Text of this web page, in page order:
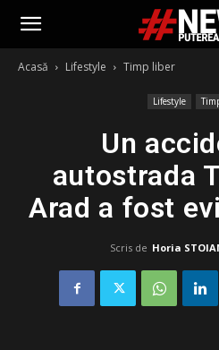
Acasă Lifestyle Timp liber
Lifestyle
Un
autostrada
Arad a fost
Scris de Horia